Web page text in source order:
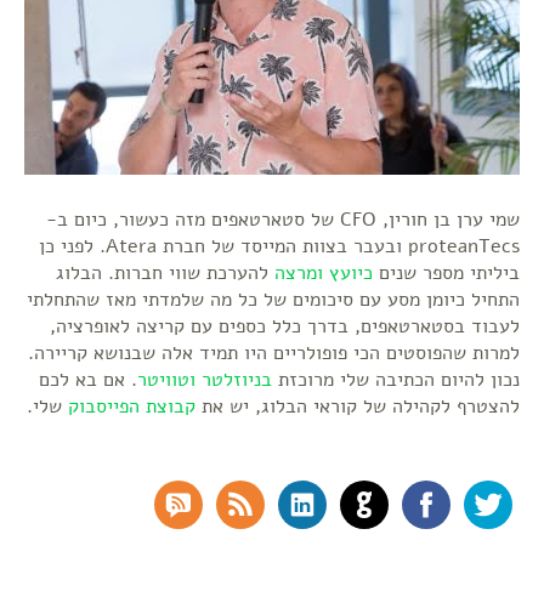
שמי ערן בן חורין, CFO של סטארטאפים מזה כעשור, כיום ב-
proteanTecs ובעבר בצוות המייסד של חברת Atera. לפני כן
ביליתי מספר שנים כיועץ ומרצה להערכת שווי חברות. הבלוג
התחיל כיומן מסע עם סיכומים של כל מה שלמדתי מאז שהתחלתי
לעבוד בסטארטאפים, בדרך כלל כספים עם קריצה לאופרציה,
למרות שהפוסטים הכי פופולריים היו תמיד אלה שבנושא קריירה.
נכון להיום הכתיבה שלי מרוכזת בניוזלטר וטוויטר. אם בא לכם
להצטרף לקהילה של קוראי הבלוג, יש את קבוצת הפייסבוק שלי.
Twitter
Facebook
GitHub
LinkedIn
RSS Feed